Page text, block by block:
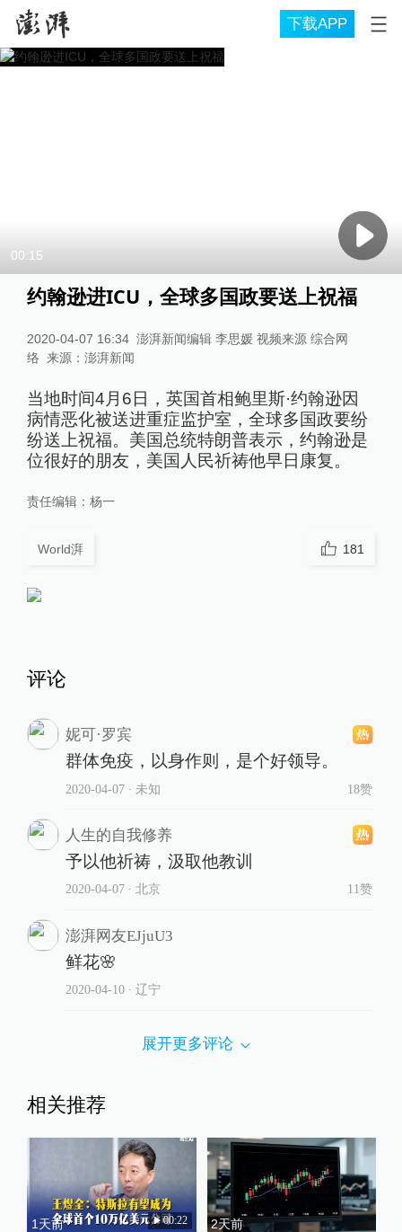
下载APP
00:15
约翰逊进ICU，全球多国政要送上祝福
2020-04-07 16:34 澎湃新闻编辑 李思媛 视频来源 综合网
络 来源： 澎湃新闻
当地时间4月6日，英国首相鲍里斯·约翰逊因
病情恶化被送进重症监护室，全球多国政要纷
纷送上祝福。美国总统特朗普表示，约翰逊是
位很好的朋友，美国人民祈祷他早日康复。
责任编辑： 杨一
World湃 181
评论
妮可·罗宾
群体免疫，以身作则，是个好领导。
2020-04-07∙ 未知 18赞
人生的自我修养
予以他祈祷，汲取他教训
2020-04-07∙ 北京 11赞
澎湃网友EJjuU3
鲜花🌸
2020-04-10∙ 辽宁
展开更多评论
相关推荐
1天前 00:22 2天前